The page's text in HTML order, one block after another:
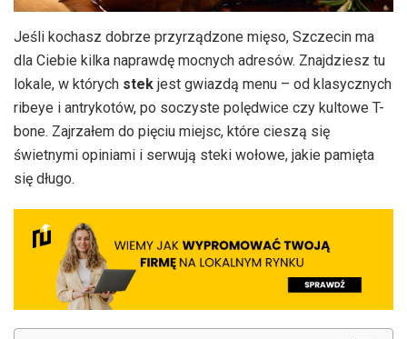
Jeśli kochasz dobrze przyrządzone mięso, Szczecin ma
dla Ciebie kilka naprawdę mocnych adresów. Znajdziesz tu
lokale, w których stek jest gwiazdą menu – od klasycznych
ribeye i antrykotów, po soczyste polędwice czy kultowe T-
bone. Zajrzałem do pięciu miejsc, które cieszą się
świetnymi opiniami i serwują steki wołowe, jakie pamięta
się długo.